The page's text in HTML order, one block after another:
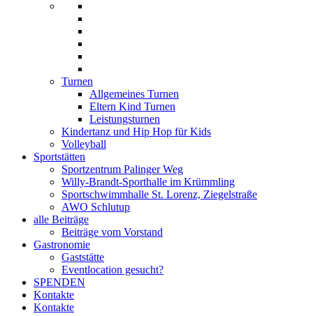
Turnen
Allgemeines Turnen
Eltern Kind Turnen
Leistungsturnen
Kindertanz und Hip Hop für Kids
Volleyball
Sportstätten
Sportzentrum Palinger Weg
Willy-Brandt-Sporthalle im Krümmling
Sportschwimmhalle St. Lorenz, Ziegelstraße
AWO Schlutup
alle Beiträge
Beiträge vom Vorstand
Gastronomie
Gaststätte
Eventlocation gesucht?
SPENDEN
Kontakte
Kontakte